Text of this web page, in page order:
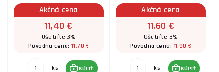
Akčná cena
11,40 €
Ušetríte 3%
Pôvodná cena:11,70 €
ks KÚPIŤ
Akčná cena
11,60 €
Ušetríte 3%
Pôvodná cena:11,90 €
ks KÚPIŤ